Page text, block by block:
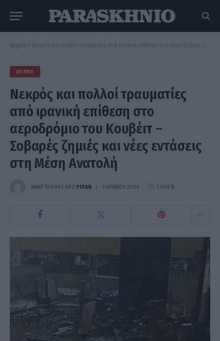
Αρχική » Νεκρός και πολλοί τραυματίες από ιρανική επίθεση στο αεροδρόμιο του Κουβέιτ – Σοβαρές ζημιές και νέες εντάσεις στη Μέση Ανατολή
ΔΙΕΘΝΉ
Νεκρός και πολλοί τραυματίες
από ιρανική επίθεση στο
αεροδρόμιο του Κουβέιτ –
Σοβαρές ζημιές και νέες εντάσεις
στη Μέση Ανατολή
ΑΝΑΡΤΗΘΗΚΕ ΑΠΟ PIOAN 3 ΙΟΥΝΊΟΥ 2026 2 ΛΕΠΤΆ